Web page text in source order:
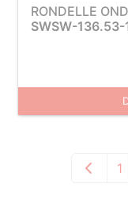
RONDELLE
SWSW-
1